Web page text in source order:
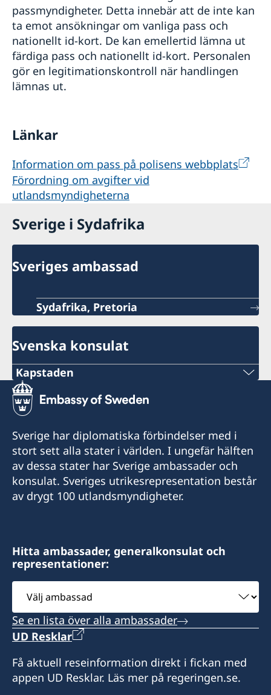
passmyndigheter. Detta innebär att de inte kan
ta emot ansökningar om vanliga pass och
nationellt id-kort. De kan emellertid lämna ut
färdiga pass och nationellt id-kort. Personalen
gör en legitimationskontroll när handlingen
lämnas ut.
Länkar
Information om pass på polisens webbplats
Förordning om avgifter vid
utlandsmyndigheterna
Sverige i Sydafrika
Sveriges ambassad
Sydafrika, Pretoria
Svenska konsulat
Kapstaden
Telefon
+27 21 300 9254
epost
sweden@csct.se
Innovation City Cape Town
Telefontider: 09h00 - 10h00 tisdag till fredag
Bokade mötestider: 10h00 - 12h00 och 13h00 -
15h00 tisdag och torsdag
Hemsida : www.csct.se
Honorärkonsul
Sverige har diplomatiska förbindelser med i
stort sett alla stater i världen. I ungefär hälften
av dessa stater har Sverige ambassader och
konsulat. Sveriges utrikesrepresentation består
av drygt 100 utlandsmyndigheter.
Hitta ambassader, generalkonsulat och
representationer:
Välj
ambassad
Se en lista över alla ambassader
UD Resklar
Få aktuell reseinformation direkt i fickan med
appen UD Resklar. Läs mer på regeringen.se.